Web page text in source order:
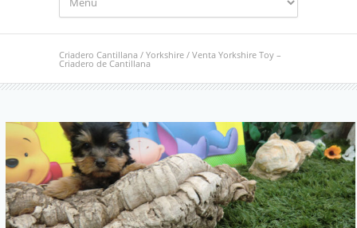
Criadero Cantillana / Yorkshire / Venta Yorkshire Toy –
Criadero de Cantillana